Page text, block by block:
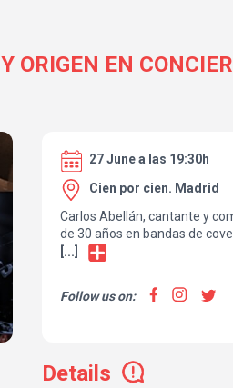
EN
27 June a las 19:30h
Cien por cien. Madrid
Carlos Abellán, cantante y
de 30 años en bandas de
Abellán” un nuevo álbum de
Acompañado de una
concierto el sábado 27 de
[...]
Follow us on:
Details